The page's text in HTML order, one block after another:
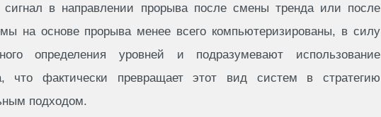
в направлении прорыва после смены тренда или после
на основе прорыва менее всего компьютеризированы, в силу
определения уровней и подразумевают использование
что фактически превращает этот вид систем в стратегию
подходом.